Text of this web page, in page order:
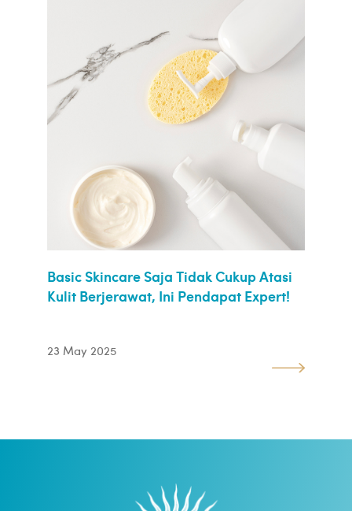
Basic Skincare Saja Tidak Cukup Atasi
Kulit Berjerawat, Ini Pendapat Expert!
23 May 2025